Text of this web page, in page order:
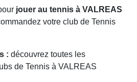
jouer au tennis à VALREAS
votre club de Tennis
: découvrez toutes les
de Tennis à VALREAS